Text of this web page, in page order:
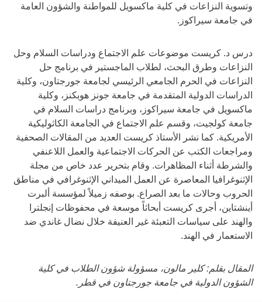
وتسوية النزاعات في كلية ماكسويل للمواطنة والشؤون العامة
في جامعة سيراكوز.
درس د. كريست موضوعات علم الاجتماع ودراسات السلام وحل
النزاعات وطرق البحث، لطلاب الماجستير في برنامج حل
النزاعات في الحرم الجامعي الرئيسي لجامعة جورجتاون، وكلية
الدراسات الدولية المتقدمة في جامعة جونز هوبكنز، وكلية
ماكسويل في جامعة سيراكوز، وبرنامج دراسات السلام في
جامعة كولجيت، وقسم علم الاجتماع في الجامعة الكاثوليكية
الأمريكية. كما نشر الأستاذ كريست العديد من المقالات الصحفية
ومراجعات الكتب عن الحركات الاجتماعية والعمل اللاعنفي
والشرطة أثناء المظاهرات. وقام بتحرير عدد خاص من مجلة
الإثنوغرافيا المعاصرة عن العمل الميداني الإثنوغرافي في مناطق
الحروب وحالات ما بعد الصراع. بوصفه زميلاً لمؤسسة ألبرت
أينشتاين، أجرى كريست أبحاثاً موسعة في محفوظات إنجلترا
والهند على سياسات التعبئة غير العنيفة خلال نضال غاندي ضد
الاستعمار في الهند.
المقال بقلم: كلير مالون، مسؤولة شؤون الطلاب في كلية
الشؤون الدولية في جامعة جورجتاون في قطر.